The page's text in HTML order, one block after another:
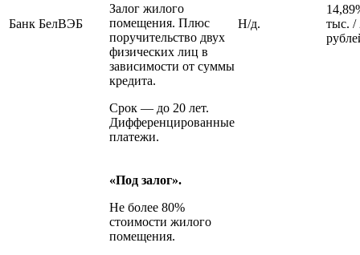
Банк БелВЭБ
Залог жилого
помещения. Плюс
поручительство двух
физических лиц в
зависимости от суммы
кредита.
Срок — до 20 лет.
Дифференцированные
платежи.
Н/д.
тыс. /
«Под залог».
Не более 80%
стоимости жилого
помещения.